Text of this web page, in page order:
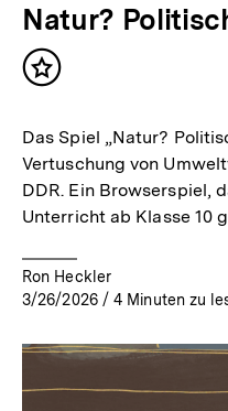
Natur?
Inhalt
Das Spiel „Natur?
Vertuschung von
DDR. Ein Browserspiel,
Unterricht ab Klasse 10
Ron Heckler
3/26/2026 / 4 Minuten zu